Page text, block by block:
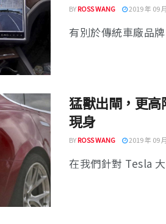
BYROSS WANG 2019 年 09
有別於傳統車廠品
猛獸出閘，更高
現身
BYROSS WANG 2019 年 09
在我們針對 Tesla